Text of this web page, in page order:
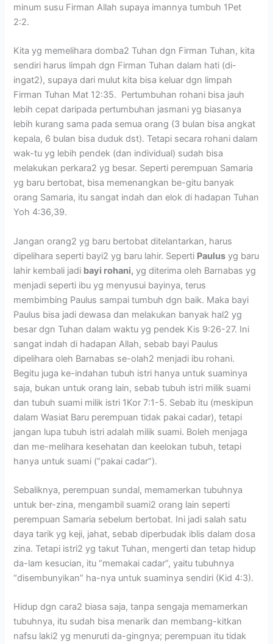
minum susu Firman Allah supaya imannya tumbuh 1Pet
2:2.
Kita yg memelihara domba2 Tuhan dgn Firman Tuhan, kita
sendiri harus limpah dgn Firman Tuhan dalam hati (di-
ingat2), supaya dari mulut kita bisa keluar dgn limpah
Firman Tuhan Mat 12:35. Pertumbuhan rohani bisa jauh
lebih cepat daripada pertumbuhan jasmani yg biasanya
lebih kurang sama pada semua orang (3 bulan bisa angkat
kepala, 6 bulan bisa duduk dst). Tetapi secara rohani dalam
wak-tu yg lebih pendek (dan individual) sudah bisa
melakukan perkara2 yg besar. Seperti perempuan Samaria
yg baru bertobat, bisa memenangkan be-gitu banyak
orang Samaria, itu sangat indah dan elok di hadapan Tuhan
Yoh 4:36,39.
Jangan orang2 yg baru bertobat ditelantarkan, harus
dipelihara seperti bayi2 yg baru lahir. Seperti Paulus yg baru
lahir kembali jadi bayi rohani, yg diterima oleh Barnabas yg
menjadi seperti ibu yg menyusui bayinya, terus
membimbing Paulus sampai tumbuh dgn baik. Maka bayi
Paulus bisa jadi dewasa dan melakukan banyak hal2 yg
besar dgn Tuhan dalam waktu yg pendek Kis 9:26-27. Ini
sangat indah di hadapan Allah, sebab bayi Paulus
dipelihara oleh Barnabas se-olah2 menjadi ibu rohani.
Begitu juga ke-indahan tubuh istri hanya untuk suaminya
saja, bukan untuk orang lain, sebab tubuh istri milik suami
dan tubuh suami milik istri 1Kor 7:1-5. Sebab itu (meskipun
dalam Wasiat Baru perempuan tidak pakai cadar), tetapi
jangan lupa tubuh istri adalah milik suami. Boleh menjaga
dan me-melihara kesehatan dan keelokan tubuh, tetapi
hanya untuk suami (“pakai cadar”).
Sebaliknya, perempuan sundal, memamerkan tubuhnya
untuk ber-zina, mengambil suami2 orang lain seperti
perempuan Samaria sebelum bertobat. Ini jadi salah satu
daya tarik yg keji, jahat, sebab diperbudak iblis dalam dosa
zina. Tetapi istri2 yg takut Tuhan, mengerti dan tetap hidup
da-lam kesucian, itu “memakai cadar”, yaitu tubuhnya
“disembunyikan” ha-nya untuk suaminya sendiri (Kid 4:3).
Hidup dgn cara2 biasa saja, tanpa sengaja memamerkan
tubuhnya, itu sudah bisa menarik dan membang-kitkan
nafsu laki2 yg menuruti da-gingnya; perempuan itu tidak